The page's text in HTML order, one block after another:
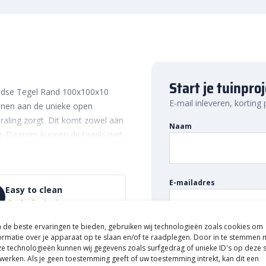
de beste ervaringen te bieden, gebruiken wij technologieën zoals cookies om
over je apparaat op te slaan en/of te raadplegen. Door in te stemmen
technologieën kunnen wij gegevens zoals surfgedrag of unieke ID's op deze
Als je geen toestemming geeft of uw toestemming intrekt, kan dit een
Tegel Rand 100x100x10
aan de unieke open
zorgt. Dit komt zowel aan
Daarom kunnen de tegels niet
bijvoorbeeld aan een
komt dat de tegels perfect
en strak. Kortom: wat
tegels van ArtiStone.
tegel is dat deze
zorgen ervoor dat water
Easy to clean
Start je
E-mail inleveren, korting
Naam
E-mailadres